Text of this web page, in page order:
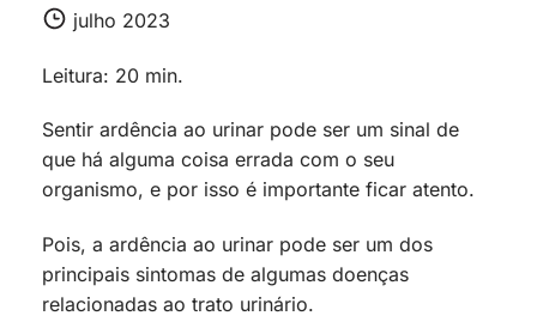
julho 2023
Leitura: 20 min.
Sentir ardência ao urinar pode ser um sinal de
que há alguma coisa errada com o seu
organismo, e por isso é importante ficar atento.
Pois, a ardência ao urinar pode ser um dos
principais sintomas de algumas doenças
relacionadas ao trato urinário.